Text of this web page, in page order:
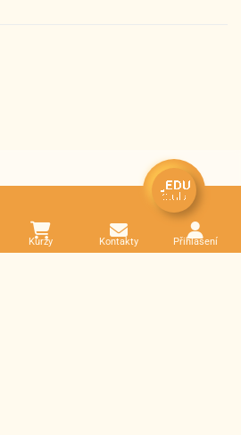
Kurzy Kontakty Přihlášení